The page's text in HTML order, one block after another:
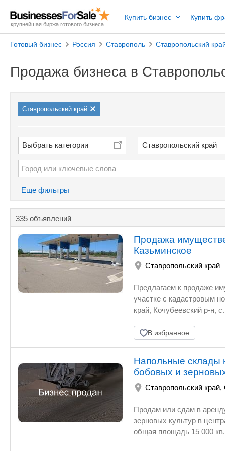
крупнейшая биржа готового бизнеса
Купить бизнес Купить
Готовый бизнес Россия Ставрополь Ставропольский
Продажа бизнеса в
Ставропольский край
Выбрать категории Ставропольский край
Еще фильтры
335 объявлений
Продажа
Казьминское
Ставропольский край
Предлагаем к продаже
участке с кадастровым
край, Кочубеевский р-н,
В избранное
Напольные склады
бобовых и
Ставропольский край,
Продам или сдам в
зерновых культур в центральной
общая площадь 15 000